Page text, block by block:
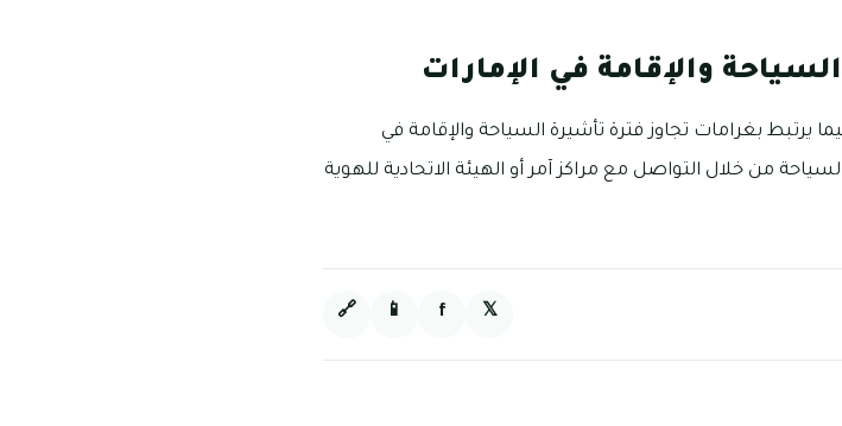
والإقامة في الإمارات
بغرامات تجاوز فترة تأشيرة السياحة والإقامة في
من خلال التواصل مع مراكز آمر أو الهيئة الاتحادية للهوية
𝕏
f
📱
🔗